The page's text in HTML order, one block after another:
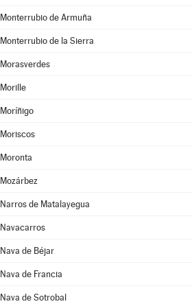
Monterrubio de Armuña
Monterrubio de la Sierra
Morasverdes
Morille
Moríñigo
Moriscos
Moronta
Mozárbez
Narros de Matalayegua
Navacarros
Nava de Béjar
Nava de Francia
Nava de Sotrobal